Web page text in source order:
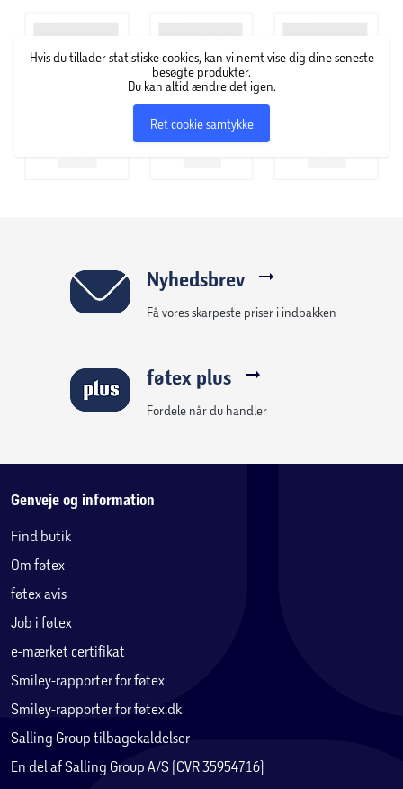
God plads til skoleting
Velegnet til skole og fritid
Hvis du tillader statistiske cookies, kan vi nemt vise dig dine seneste
besøgte produkter.
Du kan altid ændre det igen.
Ret cookie samtykke
Nyhedsbrev
Få vores skarpeste priser i indbakken
føtex plus
Fordele når du handler
Genveje og information
Find butik
Om føtex
føtex avis
Job i føtex
e-mærket certifikat
Smiley-rapporter for føtex
Smiley-rapporter for føtex.dk
Salling Group tilbagekaldelser
En del af Salling Group A/S (CVR 35954716)